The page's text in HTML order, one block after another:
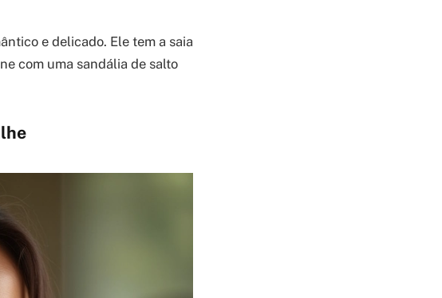
e delicado. Ele tem a saia
com uma sandália de salto